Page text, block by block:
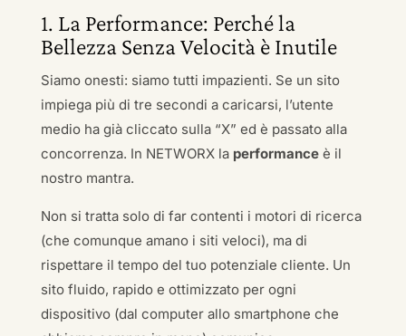
1. La Performance: Perché la
Bellezza Senza Velocità è Inutile
Siamo onesti: siamo tutti impazienti. Se un sito
impiega più di tre secondi a caricarsi, l’utente
medio ha già cliccato sulla “X” ed è passato alla
concorrenza. In NETWORX la performanceè il
nostro mantra.
Non si tratta solo di far contenti i motori di ricerca
(che comunque amano i siti veloci), ma di
rispettare il tempo del tuo potenziale cliente. Un
sito fluido, rapido e ottimizzato per ogni
dispositivo (dal computer allo smartphone che